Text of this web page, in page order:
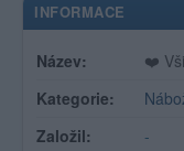
INFORMACE
Název:
❤️
Kategorie:
Založil:
-